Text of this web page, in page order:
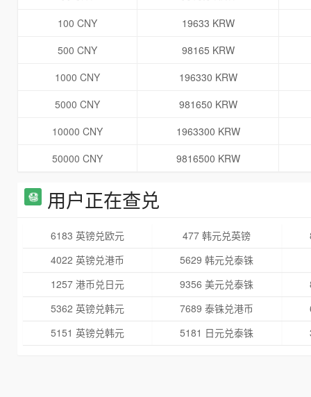
100 CNY
19633 KRW
500 CNY
98165 KRW
1000 CNY
196330 KRW
5000 CNY
981650 KRW
10000 CNY
1963300 KRW
50000 CNY
9816500 KRW
用户正在查兑
6183 英镑兑欧元 477 韩元兑英镑
4022 英镑兑港币
5629 韩元兑泰铢
1257 港币兑日元
9356 美元兑泰铢
5362 英镑兑韩元
7689 泰铢兑港币
5151 英镑兑韩元
5181 日元兑泰铢